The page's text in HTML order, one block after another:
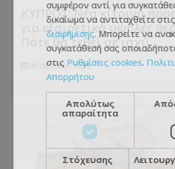
ΚΥΠΡΟΣ: Νέα κίτρινη
για εξαιρετικά υψηλές
Πότε θα τεθεί σε ισχύ
05.08.2026 - 16:28
συμφέρον αντί για
δικαίωμα να αντιταχθείτε στις
διαφήμισης. Μπορείτε να
συγκατάθεσή σας
στις Ρυθμίσεις cookies.
Απορρήτου
Απολύτως
απαραίτητα
Στόχευσης